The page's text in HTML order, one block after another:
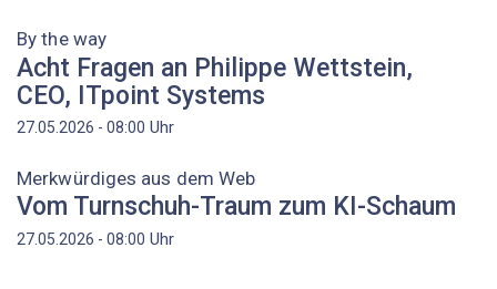
By the way
Acht Fragen an Philippe Wettstein,
CEO, ITpoint Systems
27.05.2026 - 08:00 Uhr
Merkwürdiges aus dem Web
Vom Turnschuh-Traum zum KI-Schaum
27.05.2026 - 08:00 Uhr